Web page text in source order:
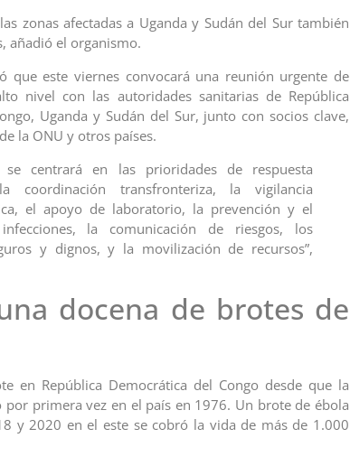
zonas afectadas a Uganda y Sudán del Sur también
añadió el organismo.
que este viernes convocará una reunión urgente de
nivel con las autoridades sanitarias de República
Uganda y Sudán del Sur, junto con socios clave,
la ONU y otros países.
se centrará en las prioridades de respuesta
coordinación transfronteriza, la vigilancia
el apoyo de laboratorio, la prevención y el
la comunicación de riesgos, los
y dignos, y la movilización de recursos”,
docena de brotes de
en República Democrática del Congo desde que la
por primera vez en el país en 1976. Un brote de ébola
y 2020 en el este se cobró la vida de más de 1.000